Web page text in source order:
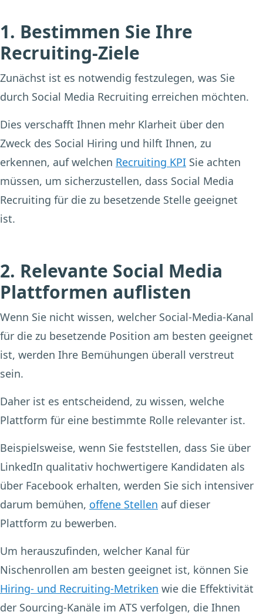
1. Bestimmen Sie Ihre
Recruiting-Ziele
Zunächst ist es notwendig festzulegen, was Sie
durch Social Media Recruiting erreichen möchten.
Dies verschafft Ihnen mehr Klarheit über den
Zweck des Social Hiring und hilft Ihnen, zu
erkennen, auf welchen Recruiting KPI Sie achten
müssen, um sicherzustellen, dass Social Media
Recruiting für die zu besetzende Stelle geeignet
ist.
2. Relevante Social Media
Plattformen auflisten
Wenn Sie nicht wissen, welcher Social-Media-Kanal
für die zu besetzende Position am besten geeignet
ist, werden Ihre Bemühungen überall verstreut
sein.
Daher ist es entscheidend, zu wissen, welche
Plattform für eine bestimmte Rolle relevanter ist.
Beispielsweise, wenn Sie feststellen, dass Sie über
LinkedIn qualitativ hochwertigere Kandidaten als
über Facebook erhalten, werden Sie sich intensiver
darum bemühen, offene Stellen auf dieser
Plattform zu bewerben.
Um herauszufinden, welcher Kanal für
Nischenrollen am besten geeignet ist, können Sie
Hiring- und Recruiting-Metriken wie die Effektivität
der Sourcing-Kanäle im ATS verfolgen, die Ihnen